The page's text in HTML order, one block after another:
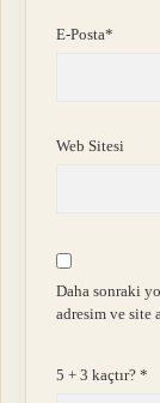
E-Posta*
Web Sitesi
Daha sonraki
adresim ve site
5 + 3 kaçtır?*